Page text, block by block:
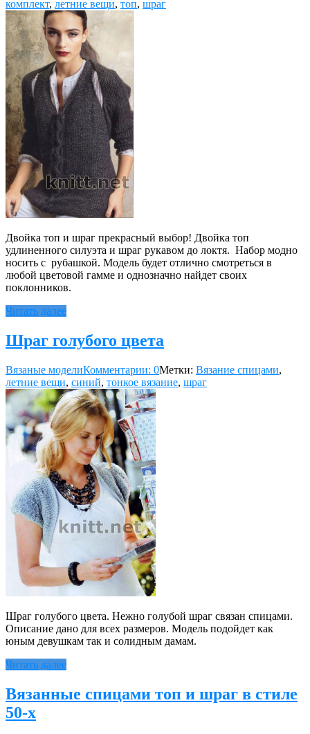
комплект, летние вещи, топ, шраг
Двойка топ и шраг прекрасный выбор! Двойка топ
удлиненного силуэта и шраг рукавом до локтя. Набор модно
носить с рубашкой. Модель будет отлично смотреться в
любой цветовой гамме и однозначно найдет своих
поклонников.
Читать далее
Шраг голубого цвета
Вязаные моделиКомментарии: 0Метки: Вязание спицами,
летние вещи, синий, тонкое вязание, шраг
Шраг голубого цвета. Нежно голубой шраг связан спицами.
Описание дано для всех размеров. Модель подойдет как
юным девушкам так и солидным дамам.
Читать далее
Вязанные спицами топ и шраг в стиле
50-х